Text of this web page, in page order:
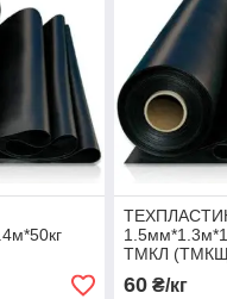
ТМКЛ
60₴/кг